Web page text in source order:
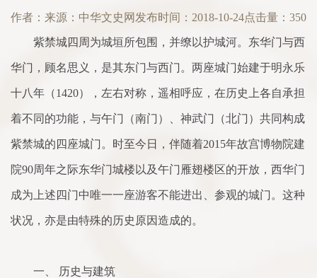
作者： 来源：中华文史网 发布时间：2018-10-24点击量： 350
紫禁城四周为城垣所包围，并缭以护城河。东华门与西
华门，顾名思义，是其东门与西门。两座城门始建于明永乐
十八年（1420），左右对称，遥相呼应，在历史上各自承担
着不同的功能，与午门（南门）、神武门（北门）共同构成
紫禁城的四座城门。时至今日，伴随着2015年故宫博物院建
院90周年之际东华门城楼以及午门雁翅楼区的开放，西华门
成为上述四门中唯一一座游客不能进出、参观的城门。这种
状况，亦是由特殊的历史原因造成的。
一、 历史与建筑